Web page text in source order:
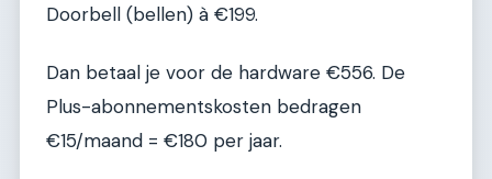
Doorbell (bellen) à €199.
Dan betaal je voor de hardware €556. De
Plus-abonnementskosten bedragen
€15/maand = €180 per jaar.